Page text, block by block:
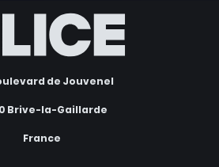
de Jouvenel
Brive-la-Gaillarde
France